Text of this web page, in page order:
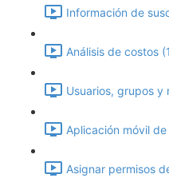
Información de
Análisis de costos
Usuarios, grupos y
Aplicación móvil
Asignar permisos